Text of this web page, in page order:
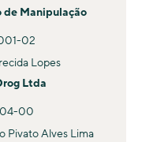
de Manipulação
02
Lopes
Ltda
00
Pivato Alves Lima